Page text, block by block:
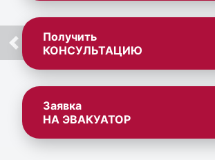
Получить
КОНСУЛЬТАЦИЮ
Заявка
НА ЭВАКУАТОР